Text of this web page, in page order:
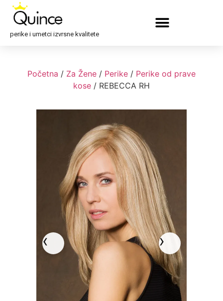
perike i umetci izvrsne kvalitete
Početna / Za Žene / Perike / Perike od prave
kose / REBECCA RH